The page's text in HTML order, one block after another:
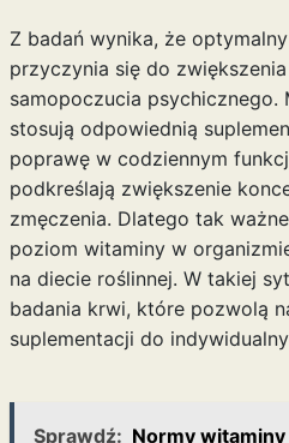
Z badań wynika, że
przyczynia się do
samopoczucia psychicznego.
stosują odpowiednią
poprawę w codziennym
podkreślają zwiększenie
zmęczenia. Dlatego tak
poziom witaminy w
na diecie roślinnej. W takiej
badania krwi, które pozwolą
suplementacji do
Sprawdź: Normy